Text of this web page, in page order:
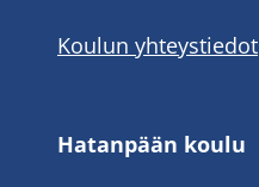
Koulun yhteystiedot
Hatanpään koulu